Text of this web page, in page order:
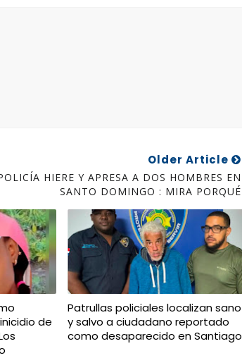
Older Article
HIERE Y APRESA A DOS HOMBRES EN
SANTO DOMINGO : MIRA PORQUÉ
de
Patrullas policiales localizan sano
y salvo a ciudadano reportado
como desaparecido en Santiago